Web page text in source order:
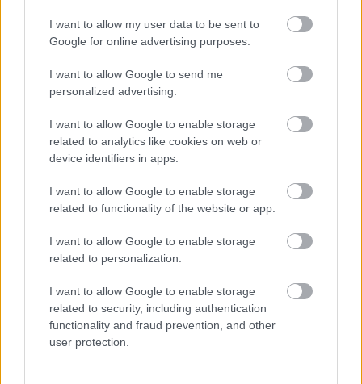
I want to allow my user data to be sent to
Google for online advertising purposes.
I want to allow Google to send me
personalized advertising.
I want to allow Google to enable storage
related to analytics like cookies on web or
device identifiers in apps.
I want to allow Google to enable storage
related to functionality of the website or app.
I want to allow Google to enable storage
related to personalization.
I want to allow Google to enable storage
related to security, including authentication
functionality and fraud prevention, and other
user protection.
társulattal (Dermedési pont, 2013) a Nemzeti
Színházban (Fösvény,2011,Jó estét Nyár, jó
Pánik,
2010) az Orlai produkcióval(Kramer kontra
Kramer, 2012) és a Radnóti Miklós Színházban
is (Yerma,2010). Bár a Don Quijoteminden
tagjával dolgozott már korábban (Krétakör,
Bárka), most először rendez a társulatban, a
Don Quijote
április 29. 19.00
Don Quijote, kóbor lovag – Mucsi Zoltán
Sancho Panza, fegyverhordozó – Scherer
Péter
Molinera, unokahúg – Parti Nóra
Teresa Panza, gazdaasszony, táncos – Vámos